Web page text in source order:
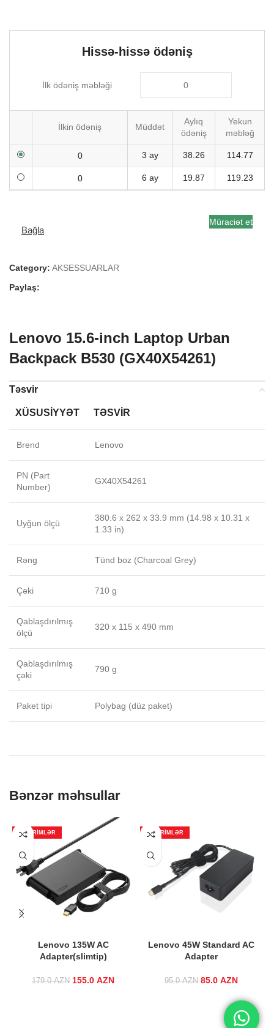
Hissə-hissə ödəniş
İlk ödəniş məbləği
İlkin ödəniş Müddət
Aylıq
ödəniş
Yekun
məbləğ
3 ay 38.26 114.77
6 ay 19.87 119.23
Bağla
Müraciət et
Category: AKSESSUARLAR
Paylaş:
Lenovo 15.6-inch Laptop Urban
Backpack B530 (GX40X54261)
Təsvir
XÜSUSIYYƏT TƏSVIR
Brend Lenovo
PN (Part
Number)
GX40X54261
Uyğun ölçü
380.6 x 262 x 33.9 mm (14.98 x 10.31 x
1.33 in)
Rəng Tünd boz (Charcoal Grey)
Çəki 710 g
Qablaşdırılmış
ölçü
320 x 115 x 490 mm
Qablaşdırılmış
çəki
790 g
Paket tipi Polybag (düz paket)
Bənzər məhsullar
ENDIRIMLƏR
Lenovo 135W AC
Adapter(slimtip)
179.0AZN
Original price
155.0 AZN
ENDIRIMLƏR
Lenovo 45W Standard AC
Adapter
95.0AZN
Original price
85.0 AZN
85.0